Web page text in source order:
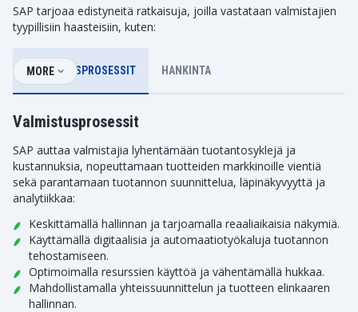
SAP tarjoaa edistyneitä ratkaisuja, joilla vastataan valmistajien
tyypillisiin haasteisiin, kuten:
VALMISTUSPROSESSIT HANKINTA
MORE
Valmistusprosessit
SAP auttaa valmistajia lyhentämään tuotantosyklejä ja
kustannuksia, nopeuttamaan tuotteiden markkinoille vientiä
sekä parantamaan tuotannon suunnittelua, läpinäkyvyyttä ja
analytiikkaa:
Keskittämällä hallinnan ja tarjoamalla reaaliaikaisia näkymiä.
Käyttämällä digitaalisia ja automaatiotyökaluja tuotannon
tehostamiseen.
Optimoimalla resurssien käyttöä ja vähentämällä hukkaa.
Mahdollistamalla yhteissuunnittelun ja tuotteen elinkaaren
hallinnan.